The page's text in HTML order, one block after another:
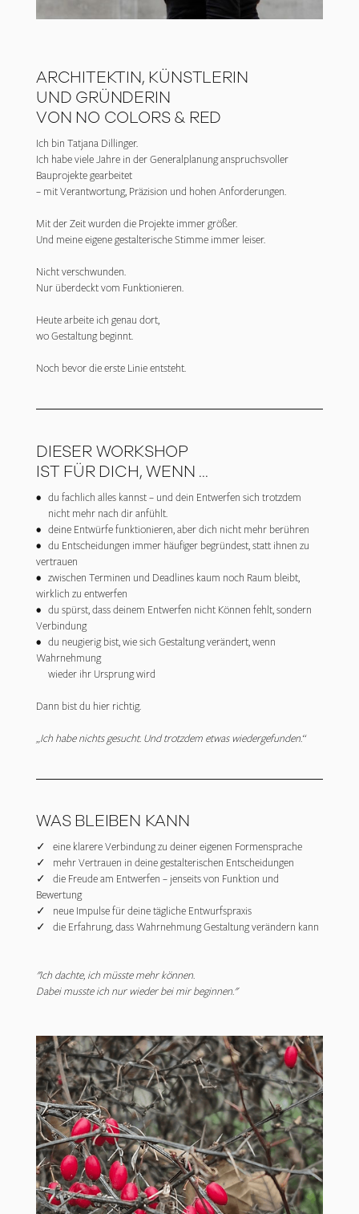
ARCHITEKTIN, KÜNSTLERIN
UND GRÜNDERIN
VON NO COLORS & RED
Ich bin Tatjana Dillinger.
Ich habe viele Jahre in der Generalplanung anspruchsvoller
Bauprojekte gearbeitet
– mit Verantwortung, Präzision und hohen Anforderungen.
Mit der Zeit wurden die Projekte immer größer.
Und meine eigene gestalterische Stimme immer leiser.
Nicht verschwunden.
Nur überdeckt vom Funktionieren.
Heute arbeite ich genau dort,
wo Gestaltung beginnt.
Noch bevor die erste Linie entsteht.
DIESER WORKSHOP
IST FÜR DICH, WENN ...
• du fachlich alles kannst – und dein Entwerfen sich trotzdem
nicht mehr nach dir anfühlt.
• deine Entwürfe funktionieren, aber dich nicht mehr berühren
• du Entscheidungen immer häufiger begründest, statt ihnen zu
vertrauen
• zwischen Terminen und Deadlines kaum noch Raum bleibt,
wirklich zu entwerfen
• du spürst, dass deinem Entwerfen nicht Können fehlt, sondern
Verbindung
• du neugierig bist, wie sich Gestaltung verändert, wenn
Wahrnehmung
wieder ihr Ursprung wird
Dann bist du hier richtig.
„Ich habe nichts gesucht. Und trotzdem etwas wiedergefunden.“
WAS BLEIBEN KANN
✓ eine klarere Verbindung zu deiner eigenen Formensprache
✓ mehr Vertrauen in deine gestalterischen Entscheidungen
✓ die Freude am Entwerfen – jenseits von Funktion und
Bewertung
✓ neue Impulse für deine tägliche Entwurfspraxis
✓ die Erfahrung, dass Wahrnehmung Gestaltung verändern kann
"Ich dachte, ich müsste mehr können.
Dabei musste ich nur wieder bei mir beginnen."